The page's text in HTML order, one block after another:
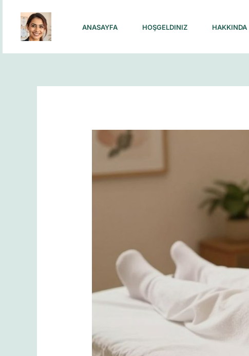
content
ANASAYFA HOŞGELDINIZ HAKKINDA